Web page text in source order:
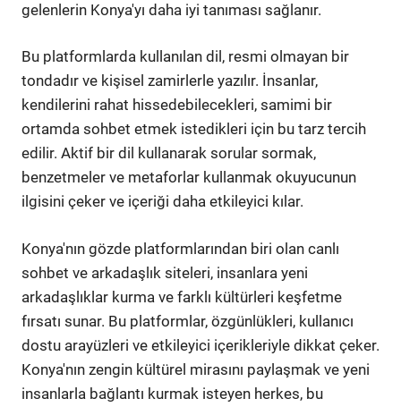
gelenlerin Konya'yı daha iyi tanıması sağlanır.
Bu platformlarda kullanılan dil, resmi olmayan bir
tondadır ve kişisel zamirlerle yazılır. İnsanlar,
kendilerini rahat hissedebilecekleri, samimi bir
ortamda sohbet etmek istedikleri için bu tarz tercih
edilir. Aktif bir dil kullanarak sorular sormak,
benzetmeler ve metaforlar kullanmak okuyucunun
ilgisini çeker ve içeriği daha etkileyici kılar.
Konya'nın gözde platformlarından biri olan canlı
sohbet ve arkadaşlık siteleri, insanlara yeni
arkadaşlıklar kurma ve farklı kültürleri keşfetme
fırsatı sunar. Bu platformlar, özgünlükleri, kullanıcı
dostu arayüzleri ve etkileyici içerikleriyle dikkat çeker.
Konya'nın zengin kültürel mirasını paylaşmak ve yeni
insanlarla bağlantı kurmak isteyen herkes, bu